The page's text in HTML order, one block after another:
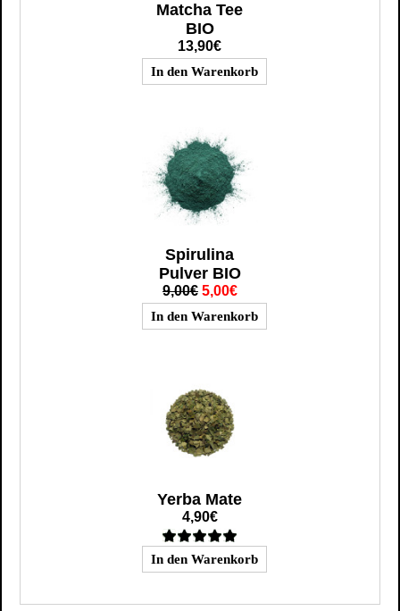
Matcha Tee
BIO
13,90€
Spirulina
Pulver BIO
9,00€ 5,00€
Yerba Mate
4,90€